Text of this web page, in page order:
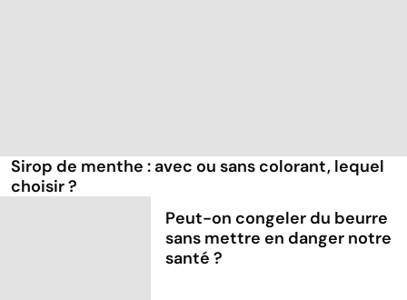
Sirop de menthe : avec ou sans colorant, lequel
choisir ?
Peut-on congeler du beurre
sans mettre en danger notre
santé ?